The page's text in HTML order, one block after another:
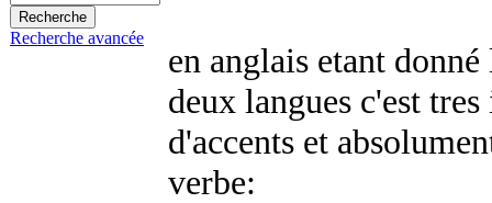
Recherche avancée
en anglais etant
deux langues c'est
d'accents et
verbe: